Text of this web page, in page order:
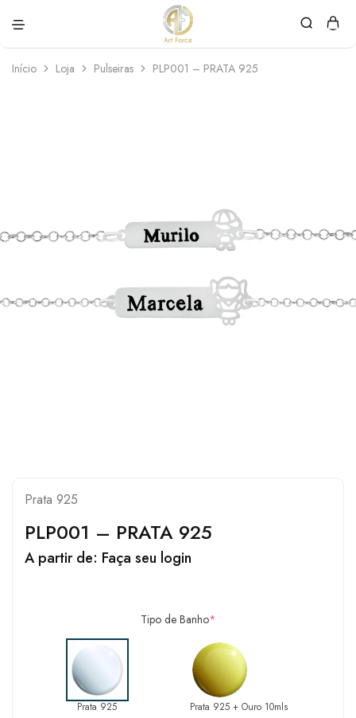
Force
personalizadas
Início Loja Pulseiras PLP001 – PRATA 925
Prata 925
PLP001 – PRATA 925
A partir de: Faça seu login
Tipo de Banho*
Prata 925 Prata 925 + Ouro 10mls